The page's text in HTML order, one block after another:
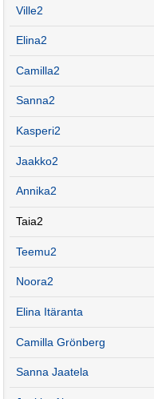
Ville2
Elina2
Camilla2
Sanna2
Kasperi2
Jaakko2
Annika2
Taia2
Teemu2
Noora2
Elina Itäranta
Camilla Grönberg
Sanna Jaatela